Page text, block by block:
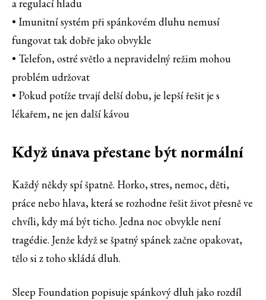
a regulací hladu
• Imunitní systém při spánkovém dluhu nemusí
fungovat tak dobře jako obvykle
• Telefon, ostré světlo a nepravidelný režim mohou
problém udržovat
• Pokud potíže trvají delší dobu, je lepší řešit je s
lékařem, ne jen další kávou
Když únava přestane být normální
Každý někdy spí špatně. Horko, stres, nemoc, děti,
práce nebo hlava, která se rozhodne řešit život přesně ve
chvíli, kdy má být ticho. Jedna noc obvykle není
tragédie. Jenže když se špatný spánek začne opakovat,
tělo si z toho skládá dluh.
Sleep Foundation popisuje spánkový dluh jako rozdíl